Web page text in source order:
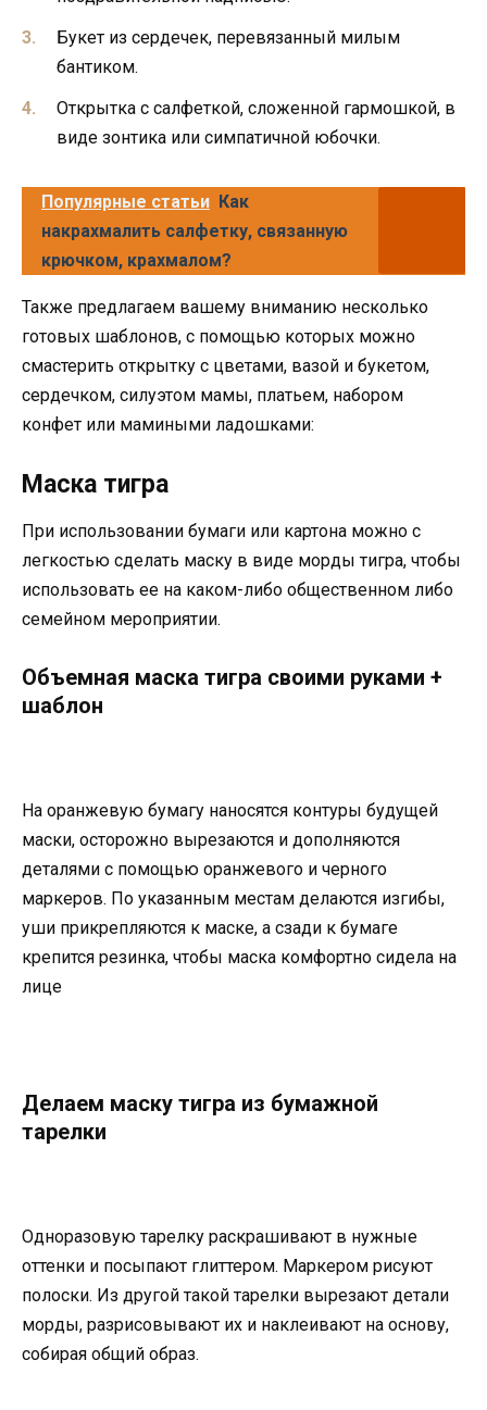
Букет из сердечек, перевязанный милым
бантиком.
Открытка с салфеткой, сложенной гармошкой, в
виде зонтика или симпатичной юбочки.
Популярные статьи Как
накрахмалить салфетку, связанную
крючком, крахмалом?
Также предлагаем вашему вниманию несколько
готовых шаблонов, с помощью которых можно
смастерить открытку с цветами, вазой и букетом,
сердечком, силуэтом мамы, платьем, набором
конфет или мамиными ладошками:
Маска тигра
При использовании бумаги или картона можно с
легкостью сделать маску в виде морды тигра, чтобы
использовать ее на каком-либо общественном либо
семейном мероприятии.
Объемная маска тигра своими руками +
шаблон
На оранжевую бумагу наносятся контуры будущей
маски, осторожно вырезаются и дополняются
деталями с помощью оранжевого и черного
маркеров. По указанным местам делаются изгибы,
уши прикрепляются к маске, а сзади к бумаге
крепится резинка, чтобы маска комфортно сидела на
лице
Делаем маску тигра из бумажной
тарелки
Одноразовую тарелку раскрашивают в нужные
оттенки и посыпают глиттером. Маркером рисуют
полоски. Из другой такой тарелки вырезают детали
морды, разрисовывают их и наклеивают на основу,
собирая общий образ.